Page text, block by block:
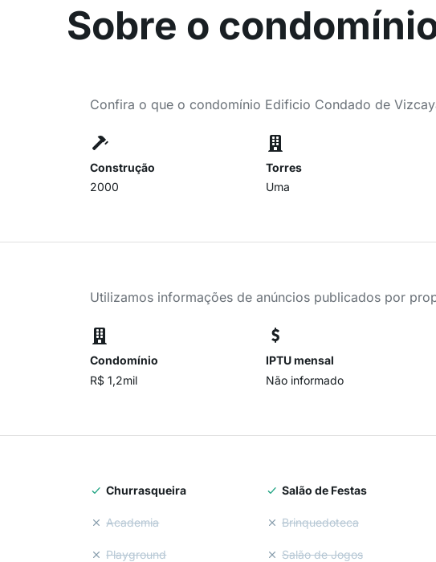
Sobre o
Confira o que o condomínio Edificio Condado de
Construção
2000
Torres
Uma
Utilizamos informações de anúncios publicados por
Condomínio
R$ 1,2mil
IPTU mensal
Não informado
Churrasqueira Salão de Festas
Academia Brinquedoteca
Playground Salão de Jogos